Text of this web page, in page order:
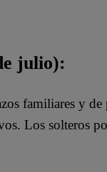
julio):
familiares y
Los solteros